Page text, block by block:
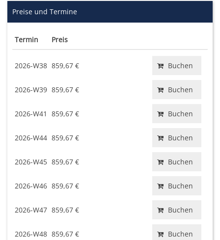
Preise und Termine
Termin Preis
2026-W38 859,67 € Buchen
2026-W39 859,67 € Buchen
2026-W41 859,67 € Buchen
2026-W44 859,67 € Buchen
2026-W45 859,67 € Buchen
2026-W46 859,67 € Buchen
2026-W47 859,67 € Buchen
2026-W48 859,67 € Buchen